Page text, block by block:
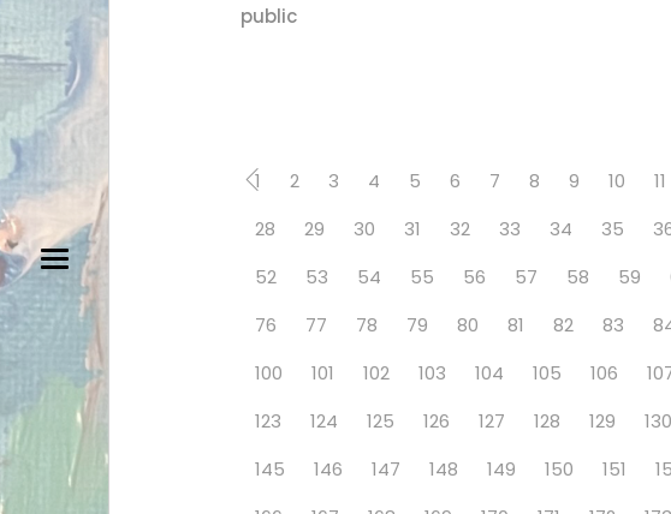
public
1 2 3 4 5 6 7 8 9 10 11
28
29 30 31 32 33 34 35
52
53 54 55 56 57 58 59
76
77 78 79 80 81 82 83
100
101 102 103 104 105 106
123
124 125 126 127 128 129 130
145
146 147 148 149 150 151